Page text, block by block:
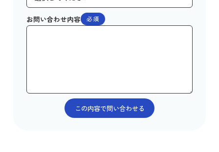
お問い合わせ内容 必須